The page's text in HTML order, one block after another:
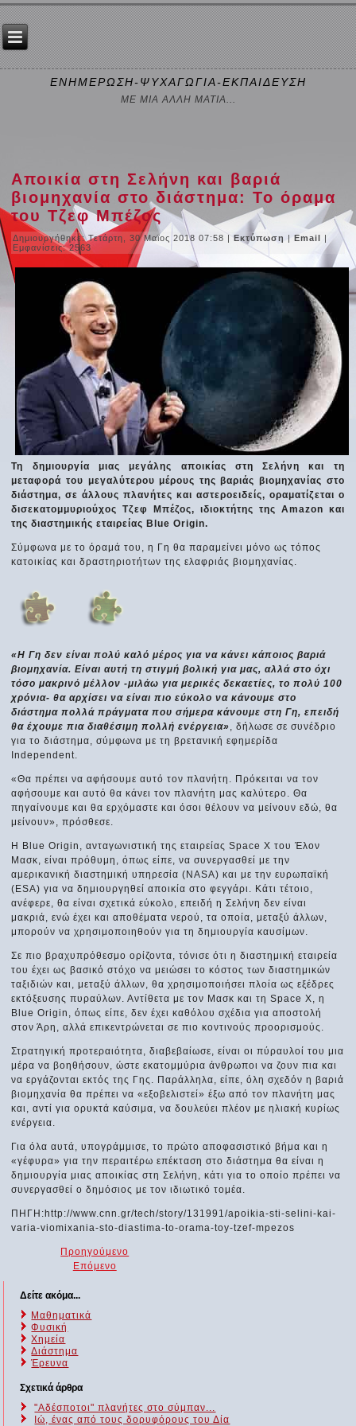
ΕΝΗΜΕΡΩΣΗ-ΨΥΧΑΓΩΓΙΑ-ΕΚΠΑΙΔΕΥΣΗ
ΜΕ ΜΙΑ ΑΛΛΗ ΜΑΤΙΑ...
Αποικία στη Σελήνη και βαριά
βιομηχανία στο διάστημα: Το όραμα
του Τζεφ Μπέζος
Δημιουργήθηκε: Τετάρτη, 30 Μαϊος 2018 07:58 |Εκτύπωση |Email |
Εμφανίσεις: 2563
Τη δημιουργία μιας μεγάλης αποικίας στη Σελήνη και τη
μεταφορά του μεγαλύτερου μέρους της βαριάς βιομηχανίας στο
διάστημα, σε άλλους πλανήτες και αστεροειδείς, οραματίζεται ο
δισεκατομμυριούχος Τζεφ Μπέζος, ιδιοκτήτης της Amazon και
της διαστημικής εταιρείας Blue Origin.
Σύμφωνα με το όραμά του, η Γη θα παραμείνει μόνο ως τόπος
κατοικίας και δραστηριοτήτων της ελαφριάς βιομηχανίας.
«Η Γη δεν είναι πολύ καλό μέρος για να κάνει κάποιος βαριά
βιομηχανία. Είναι αυτή τη στιγμή βολική για μας, αλλά στο όχι
τόσο μακρινό μέλλον -μιλάω για μερικές δεκαετίες, το πολύ 100
χρόνια- θα αρχίσει να είναι πιο εύκολο να κάνουμε στο
διάστημα πολλά πράγματα που σήμερα κάνουμε στη Γη, επειδή
θα έχουμε πια διαθέσιμη πολλή ενέργεια»
, δήλωσε σε συνέδριο
για το διάστημα, σύμφωνα με τη βρετανική εφημερίδα
Independent.
«Θα πρέπει να αφήσουμε αυτό τον πλανήτη. Πρόκειται να τον
αφήσουμε και αυτό θα κάνει τον πλανήτη μας καλύτερο. Θα
πηγαίνουμε και θα ερχόμαστε και όσοι θέλουν να μείνουν εδώ, θα
μείνουν», πρόσθεσε.
Η Blue Origin, ανταγωνιστική της εταιρείας Space X του Έλον
Μασκ, είναι πρόθυμη, όπως είπε, να συνεργασθεί με την
αμερικανική διαστημική υπηρεσία (NASA) και με την ευρωπαϊκή
(ESA) για να δημιουργηθεί αποικία στο φεγγάρι. Κάτι τέτοιο,
ανέφερε, θα είναι σχετικά εύκολο, επειδή η Σελήνη δεν είναι
μακριά, ενώ έχει και αποθέματα νερού, τα οποία, μεταξύ άλλων,
μπορούν να χρησιμοποιηθούν για τη δημιουργία καυσίμων.
Σε πιο βραχυπρόθεσμο ορίζοντα, τόνισε ότι η διαστημική εταιρεία
του έχει ως βασικό στόχο να μειώσει το κόστος των διαστημικών
ταξιδιών και, μεταξύ άλλων, θα χρησιμοποιήσει πλοία ως εξέδρες
εκτόξευσης πυραύλων. Αντίθετα με τον Μασκ και τη Space X, η
Blue Origin, όπως είπε, δεν έχει καθόλου σχέδια για αποστολή
στον Άρη, αλλά επικεντρώνεται σε πιο κοντινούς προορισμούς.
Στρατηγική προτεραιότητα, διαβεβαίωσε, είναι οι πύραυλοί του μια
μέρα να βοηθήσουν, ώστε εκατομμύρια άνθρωποι να ζουν πια και
να εργάζονται εκτός της Γης. Παράλληλα, είπε, όλη σχεδόν η βαριά
βιομηχανία θα πρέπει να «εξοβελιστεί» έξω από τον πλανήτη μας
και, αντί για ορυκτά καύσιμα, να δουλεύει πλέον με ηλιακή κυρίως
ενέργεια.
Για όλα αυτά, υπογράμμισε, το πρώτο αποφασιστικό βήμα και η
«γέφυρα» για την περαιτέρω επέκταση στο διάστημα θα είναι η
δημιουργία μιας αποικίας στη Σελήνη, κάτι για το οποίο πρέπει να
συνεργασθεί ο δημόσιος με τον ιδιωτικό τομέα.
ΠΗΓΗ:http://www.cnn.gr/tech/story/131991/apoikia-sti-selini-kai-
varia-viomixania-sto-diastima-to-orama-toy-tzef-mpezos
Προηγούμενο
Επόμενο
Δείτε ακόμα...
Μαθηματικά
Φυσική
Χημεία
Διάστημα
Έρευνα
Σχετικά άρθρα
"Αδέσποτοι" πλανήτες στο σύμπαν...
Ιώ, ένας από τους δορυφόρους του Δία